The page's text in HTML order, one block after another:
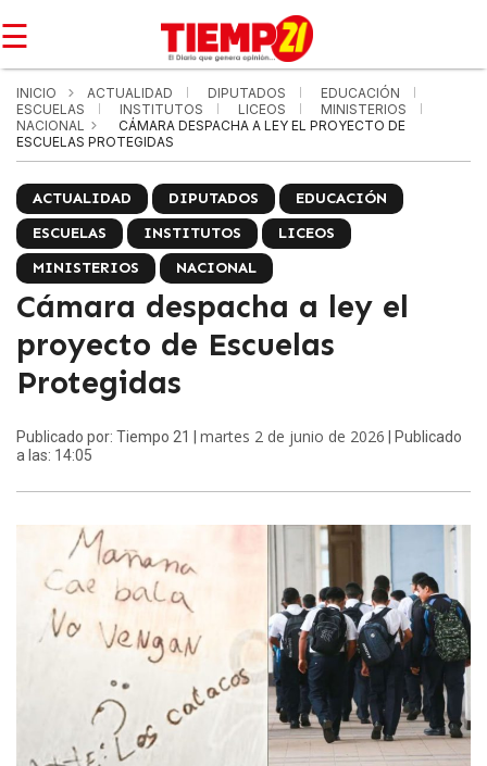
☰
INICIO ACTUALIDAD DIPUTADOS
EDUCACIÓN
ESCUELAS
INSTITUTOS LICEOS
MINISTERIOS
NACIONAL
CÁMARA DESPACHA A LEY EL PROYECTO DE
ESCUELAS PROTEGIDAS
ACTUALIDAD DIPUTADOS
EDUCACIÓN
ESCUELAS
INSTITUTOS
LICEOS
MINISTERIOS
NACIONAL
Cámara despacha a ley el
proyecto de Escuelas
Protegidas
Publicado por: Tiempo 21 | martes 2 de junio de 2026 | Publicado
a las: 14:05